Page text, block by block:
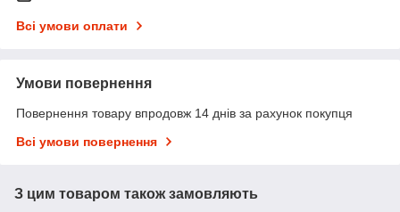
Всі умови оплати
Умови повернення
Повернення товару впродовж 14 днів за рахунок покупця
Всі умови повернення
З цим товаром також замовляють